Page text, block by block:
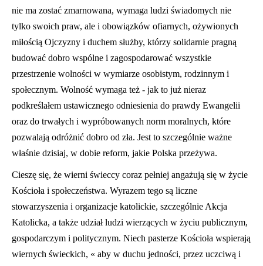
nie ma zostać zmarnowana, wymaga ludzi świadomych nie
tylko swoich praw, ale i obowiązków ofiarnych, ożywionych
miłością Ojczyzny i duchem służby, którzy solidarnie pragną
budować dobro wspólne i zagospodarować wszystkie
przestrzenie wolności w wymiarze osobistym, rodzinnym i
społecznym. Wolność wymaga też - jak to już nieraz
podkreślałem ustawicznego odniesienia do prawdy Ewangelii
oraz do trwałych i wypróbowanych norm moralnych, które
pozwalają odróżnić dobro od zła. Jest to szczególnie ważne
właśnie dzisiaj, w dobie reform, jakie Polska przeżywa.
Cieszę się, że wierni świeccy coraz pełniej angażują się w życie
Kościoła i społeczeństwa. Wyrazem tego są liczne
stowarzyszenia i organizacje katolickie, szczególnie Akcja
Katolicka, a także udział ludzi wierzących w życiu publicznym,
gospodarczym i politycznym. Niech pasterze Kościoła wspierają
wiernych świeckich, « aby w duchu jedności, przez uczciwą i